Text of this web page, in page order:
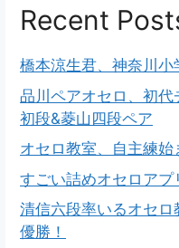
Recent
橋本涼生君、神奈川小
品川ペアオセロ、初
初段&菱山四段ペア
オセロ教室、自主練始
すごい詰めオセロアプ
清信六段率いるオセロ
優勝！